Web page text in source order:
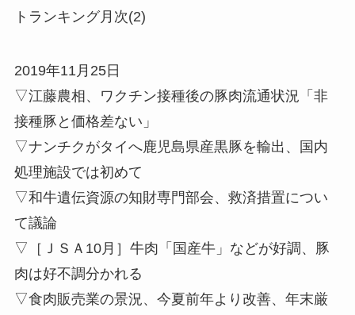
トランキング月次(2)
2019年11月25日
▽江藤農相、ワクチン接種後の豚肉流通状況「非
接種豚と価格差ない」
▽ナンチクがタイへ鹿児島県産黒豚を輸出、国内
処理施設では初めて
▽和牛遺伝資源の知財専門部会、救済措置につい
て議論
▽［ＪＳＡ10月］牛肉「国産牛」などが好調、豚
肉は好不調分かれる
▽食肉販売業の景況、今夏前年より改善、年末厳